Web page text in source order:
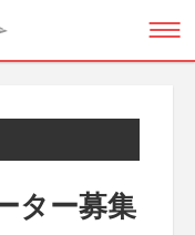
ター募集